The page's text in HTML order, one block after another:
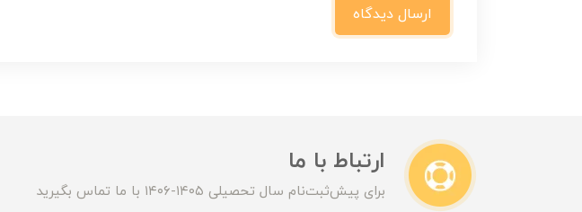
ارسال دیدگاه
ارتباط با ما
برای پیش‌ثبت‌نام سال تحصیلی ۱۴۰۵-۱۴۰۶ با ما تماس بگیرید